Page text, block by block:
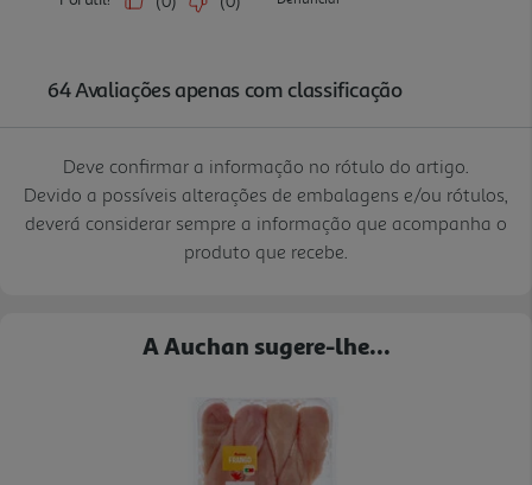
Deve confirmar a informação no rótulo do artigo.
Devido a possíveis alterações de embalagens e/ou rótulos,
deverá considerar sempre a informação que acompanha o
produto que recebe.
A Auchan sugere-lhe...